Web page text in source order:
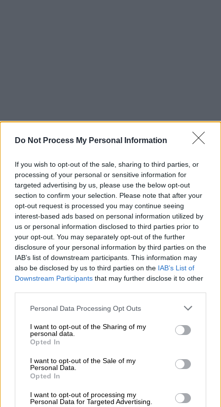
Do Not Process My Personal Information
If you wish to opt-out of the sale, sharing to third parties, or
processing of your personal or sensitive information for
targeted advertising by us, please use the below opt-out
section to confirm your selection. Please note that after your
opt-out request is processed you may continue seeing
interest-based ads based on personal information utilized by
us or personal information disclosed to third parties prior to
your opt-out. You may separately opt-out of the further
disclosure of your personal information by third parties on the
IAB’s list of downstream participants. This information may
also be disclosed by us to third parties on the IAB’s List of
Downstream Participants that may further disclose it to other
Please note that this website/app uses one or more Google
not limited to your visit or usage behaviour. You may click to
grant or deny consent to Google and its third-party tags to
use your data for below specified purposes in below Google
consent section.
Personal Data Processing Opt Outs
I want to opt-out of the Sharing of my
personal data.
Opted In
I want to opt-out of the Sale of my
Personal Data.
Opted In
I want to opt-out of processing my
Personal Data for Targeted Advertising.
Λόγω της αεροπορικής επίδειξης, θα
ισχύσουν έκτακτες
ρυθμίσειςστο οδικό δίκτυο της περιοχής
του Παλαιού Φαλήρου, ως εξής:
Προσωρινή και σταδιακή διακοπή της